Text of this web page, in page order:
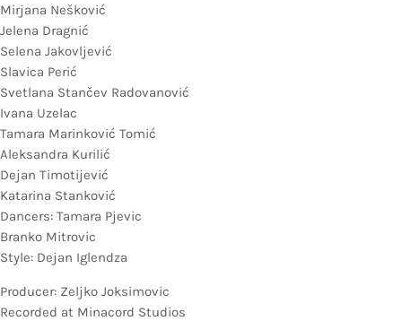
Mirjana Nešković
Jelena Dragnić
Selena Jakovljević
Slavica Perić
Svetlana Stančev Radovanović
Ivana Uzelac
Tamara Marinković Tomić
Aleksandra Kurilić
Dejan Timotijević
Katarina Stanković
Dancers: Tamara Pjevic
Branko Mitrovic
Style: Dejan Iglendza
Producer: Zeljko Joksimovic
Recorded at Minacord Studios